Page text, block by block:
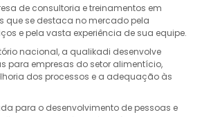
de consultoria e treinamentos em
que se destaca no mercado pela
e pela vasta experiência de sua equipe.
nacional, a qualikadi desenvolve
para empresas do setor alimentício,
dos processos e a adequação às
para o desenvolvimento de pessoas e